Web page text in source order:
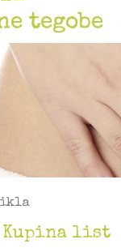
Kupina list